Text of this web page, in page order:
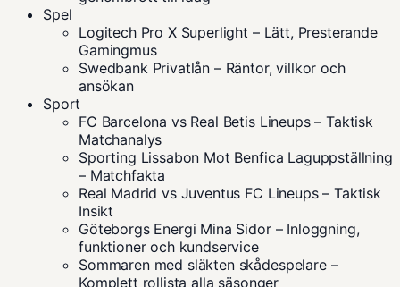
Spel
Logitech Pro X Superlight – Lätt, Presterande
Gamingmus
Swedbank Privatlån – Räntor, villkor och
ansökan
Sport
FC Barcelona vs Real Betis Lineups – Taktisk
Matchanalys
Sporting Lissabon Mot Benfica Laguppställning
– Matchfakta
Real Madrid vs Juventus FC Lineups – Taktisk
Insikt
Göteborgs Energi Mina Sidor – Inloggning,
funktioner och kundservice
Sommaren med släkten skådespelare –
Komplett rollista alla säsonger